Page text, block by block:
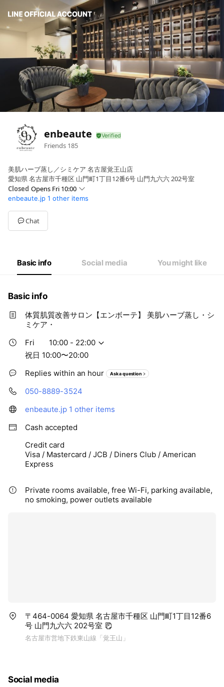
enbeaute
Friends 185
美肌ハーブ蒸し／シミケア 名古屋覚王山店
愛知県 名古屋市千種区 山門町1丁目12番6号 山門九六六 202号室
Closed Opens Fri 10:00
Sun10:00 - 20:00
Mon10:00 - 22:00
Tue10:00 - 22:00
Wed10:00 - 22:00
10:00 - 20:00
祝日 10:00〜20:00
enbeaute.jp 1 other items
Chat
Basic info Social media You might like
Basic info
体質肌質改善サロン【エンボーテ】 美肌ハーブ蒸し・シ
ミケア・
Fri
10:00 - 22:00
祝日 10:00〜20:00
Replies within an hour
Ask a question
050-8889-3524
enbeaute.jp 1 other items
Cash accepted
Credit card
Visa / Mastercard / JCB / Diners Club / American
Express
Private rooms available, free Wi-Fi, parking available,
no smoking, power outlets available
〒464-0064 愛知県 名古屋市千種区 山門町1丁目12番6
号 山門九六六 202号室
名古屋市営地下鉄東山線「覚王山」
Social media